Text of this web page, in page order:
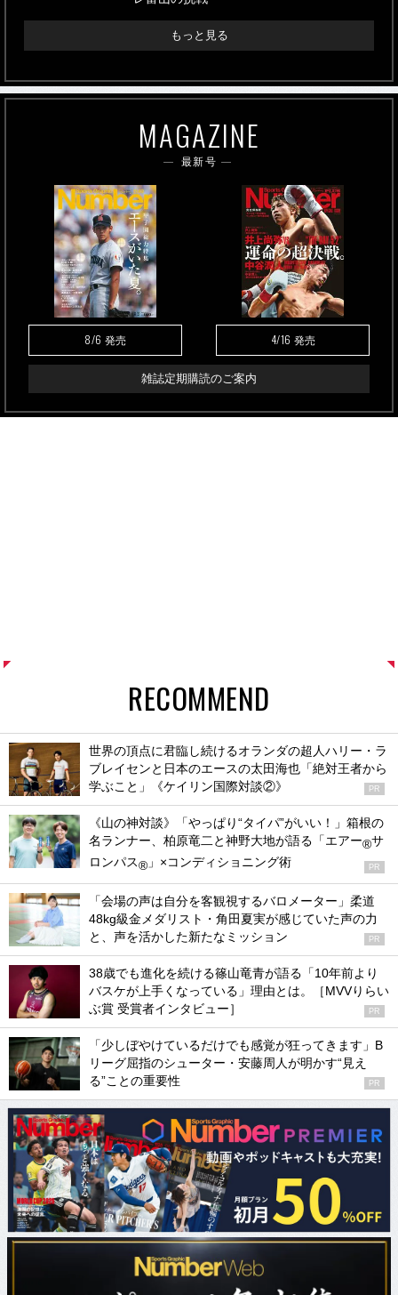
もっと見る
MAGAZINE
最新号
8/6 発売 4/16 発売
雑誌定期購読のご案内
RECOMMEND
世界の頂点に君臨し続けるオランダの超人ハリー・ラ
ブレイセンと日本のエースの太田海也「絶対王者から
学ぶこと」《ケイリン国際対談②》
PR
《山の神対談》「やっぱり“タイパ”がいい！」箱根の
名ランナー、柏原竜二と神野大地が語る「エアー®サ
ロンパス® 」×コンディショニング術 PR
「会場の声は自分を客観視するバロメーター」柔道
48kg級金メダリスト・角田夏実が感じていた声の力
と、声を活かした新たなミッション
PR
38歳でも進化を続ける篠山竜青が語る「10年前より
バスケが上手くなっている」理由とは。［MVVりらい
ぶ賞 受賞者インタビュー］
PR
「少しぼやけているだけでも感覚が狂ってきます」B
リーグ屈指のシューター・安藤周人が明かす“見え
る”ことの重要性
PR